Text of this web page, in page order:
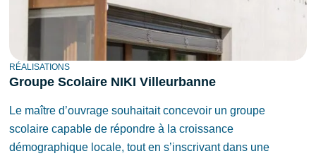
RÉALISATIONS
Groupe Scolaire NIKI Villeurbanne
Le maître d’ouvrage souhaitait concevoir un groupe
scolaire capable de répondre à la croissance
démographique locale, tout en s’inscrivant dans une